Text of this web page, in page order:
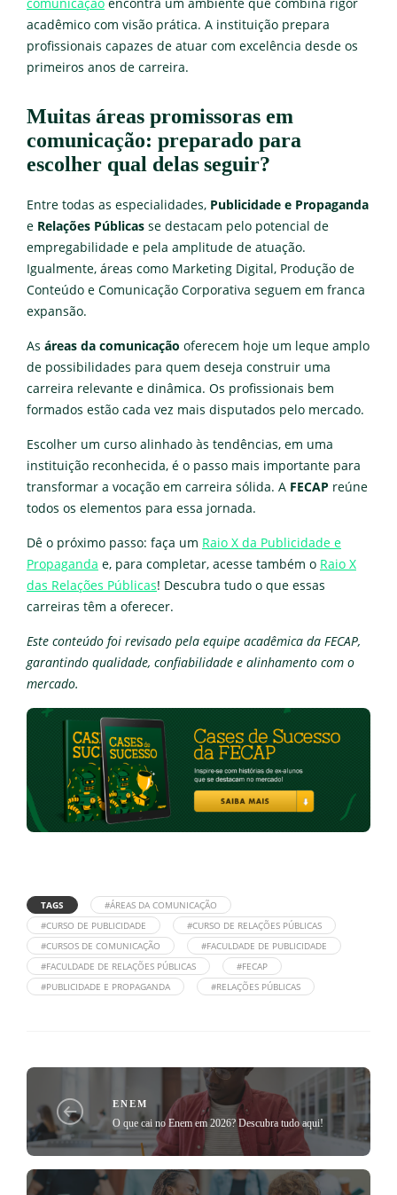
comunicação encontra um ambiente que combina rigor
acadêmico com visão prática. A instituição prepara
profissionais capazes de atuar com excelência desde os
primeiros anos de carreira.
Muitas áreas promissoras em
comunicação: preparado para
escolher qual delas seguir?
Entre todas as especialidades, Publicidade e Propaganda
e Relações Públicas se destacam pelo potencial de
empregabilidade e pela amplitude de atuação.
Igualmente, áreas como Marketing Digital, Produção de
Conteúdo e Comunicação Corporativa seguem em franca
expansão.
As áreas da comunicação oferecem hoje um leque amplo
de possibilidades para quem deseja construir uma
carreira relevante e dinâmica. Os profissionais bem
formados estão cada vez mais disputados pelo mercado.
Escolher um curso alinhado às tendências, em uma
instituição reconhecida, é o passo mais importante para
transformar a vocação em carreira sólida. A FECAP reúne
todos os elementos para essa jornada.
Dê o próximo passo: faça um Raio X da Publicidade e
Propaganda e, para completar, acesse também o Raio X
das Relações Públicas! Descubra tudo o que essas
carreiras têm a oferecer.
Este conteúdo foi revisado pela equipe acadêmica da FECAP,
garantindo qualidade, confiabilidade e alinhamento com o
mercado.
TAGS
#ÁREAS DA COMUNICAÇÃO
#CURSO DE PUBLICIDADE
#CURSO DE RELAÇÕES PÚBLICAS
#CURSOS DE COMUNICAÇÃO
#FACULDADE DE PUBLICIDADE
#FACULDADE DE RELAÇÕES PÚBLICAS
#FECAP
#PUBLICIDADE E PROPAGANDA
#RELAÇÕES PÚBLICAS
ENEM
O que cai no Enem em 2026? Descubra tudo aqui!